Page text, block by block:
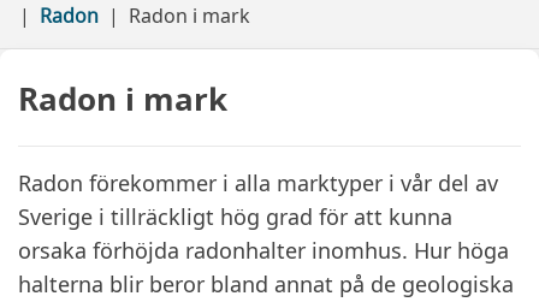
Radon
Radon i mark
Radon i mark
Radon förekommer i alla marktyper i vår del av
Sverige i tillräckligt hög grad för att kunna
orsaka förhöjda radonhalter inomhus. Hur höga
halterna blir beror bland annat på de geologiska